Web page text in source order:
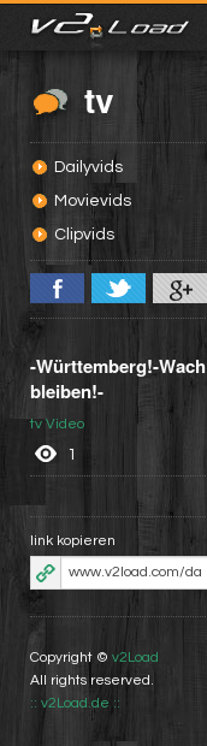
tv
Dailyvids
Movievids
Clipvids
-Württemberg!-Wach
bleiben!-
tv Video
1
link kopieren
Copyright © v2Load
All rights reserved.
:: v2Load.de ::